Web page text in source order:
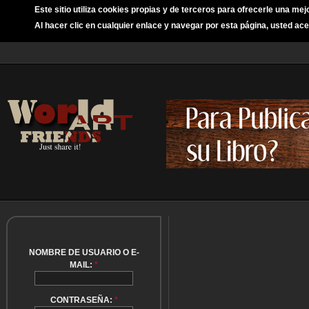
Este sitio utiliza cookies propias y de terceros para ofrecerle una
Al hacer clic en cualquier enlace y navegar por esta página, usted
NOMBRE DE USUARIO O E-
MAIL: *
CONTRASEÑA: *